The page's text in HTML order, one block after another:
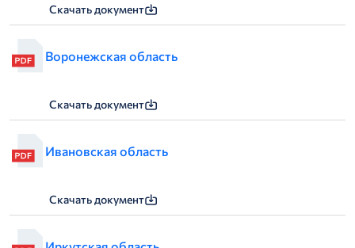
Скачать документ
Воронежская область
Скачать документ
Ивановская область
Скачать документ